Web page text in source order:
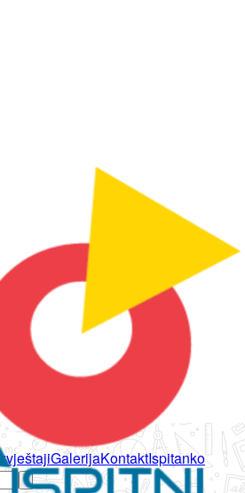
IzvještajiGalerijaKontaktIspitanko